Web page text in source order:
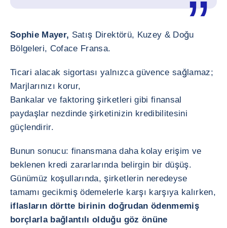
Sophie Mayer, Satış Direktörü, Kuzey & Doğu
Bölgeleri, Coface Fransa.
Ticari alacak sigortası yalnızca güvence sağlamaz;
Marjlarınızı korur,
Bankalar ve faktoring şirketleri gibi finansal
paydaşlar nezdinde şirketinizin kredibilitesini
güçlendirir.
Bunun sonucu: finansmana daha kolay erişim ve
beklenen kredi zararlarında belirgin bir düşüş.
Günümüz koşullarında, şirketlerin neredeyse
tamamı gecikmiş ödemelerle karşı karşıya kalırken,
iflasların dörtte birinin doğrudan ödenmemiş
borçlarla bağlantılı olduğu göz önüne